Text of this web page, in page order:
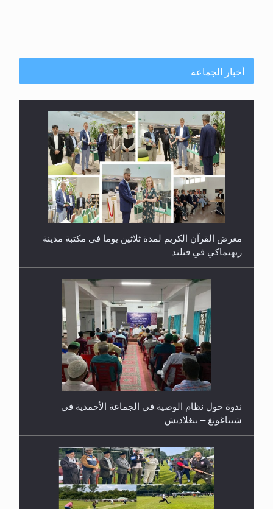
أخبار الجماعة
معرض القرآن الكريم لمدة ثلاثين يوما في مكتبة مدينة
ريهيماكي في فنلند
ندوة حول نظام الوصية في الجماعة الأحمدية في
شيتاغونغ – بنغلاديش